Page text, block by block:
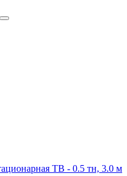
ТВ - 0.5 тн, 3.0 м